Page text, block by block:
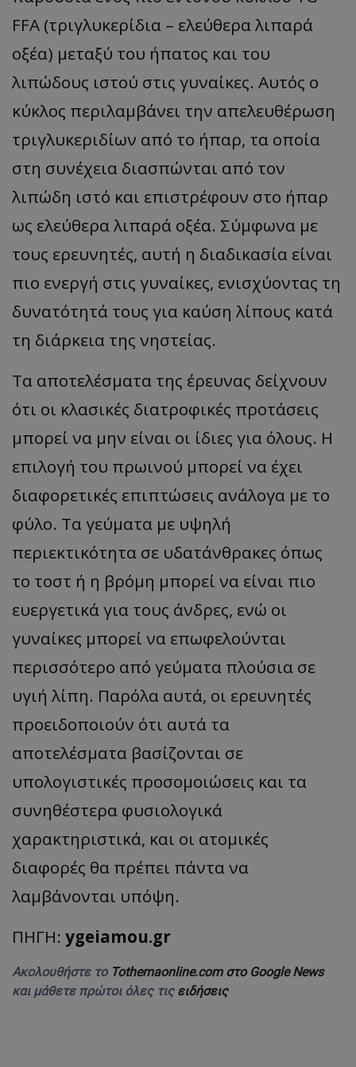
FFA (τριγλυκερίδια – ελεύθερα λιπαρά
οξέα) μεταξύ του ήπατος και του
λιπώδους ιστού στις γυναίκες. Αυτός ο
κύκλος περιλαμβάνει την απελευθέρωση
τριγλυκεριδίων από το ήπαρ, τα οποία
στη συνέχεια διασπώνται από τον
λιπώδη ιστό και επιστρέφουν στο ήπαρ
ως ελεύθερα λιπαρά οξέα. Σύμφωνα με
τους ερευνητές, αυτή η διαδικασία είναι
πιο ενεργή στις γυναίκες, ενισχύοντας τη
δυνατότητά τους για καύση λίπους κατά
τη διάρκεια της νηστείας.
Τα αποτελέσματα της έρευνας δείχνουν
ότι οι κλασικές διατροφικές προτάσεις
μπορεί να μην είναι οι ίδιες για όλους. Η
επιλογή του πρωινού μπορεί να έχει
διαφορετικές επιπτώσεις ανάλογα με το
φύλο. Τα γεύματα με υψηλή
περιεκτικότητα σε υδατάνθρακες όπως
το τοστ ή η βρόμη μπορεί να είναι πιο
ευεργετικά για τους άνδρες, ενώ οι
γυναίκες μπορεί να επωφελούνται
περισσότερο από γεύματα πλούσια σε
υγιή λίπη. Παρόλα αυτά, οι ερευνητές
προειδοποιούν ότι αυτά τα
αποτελέσματα βασίζονται σε
υπολογιστικές προσομοιώσεις και τα
συνηθέστερα φυσιολογικά
χαρακτηριστικά, και οι ατομικές
διαφορές θα πρέπει πάντα να
λαμβάνονται υπόψη.
ΠΗΓΗ: ygeiamou.gr
Ακολουθήστε το Tothemaonline.com στο Google News
και μάθετε πρώτοι όλες τις ειδήσεις